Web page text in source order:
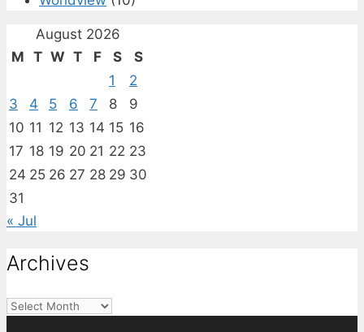
August 2026
M T W T F S
S
1
2
3
4 5 6 7 8
9
10 11 12 13 14 15 16
17 18 19 20 21 22 23
24 25 26 27 28 29 30
31
« Jul
Archives
Archives